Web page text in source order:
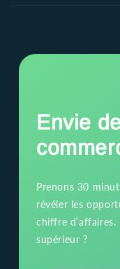
Envie
Prenons 30
révéler les
chiffre d’affaires.
supérieur ?